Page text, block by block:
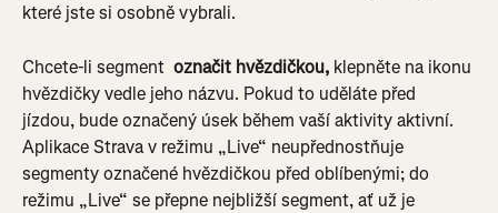
které jste si osobně vybrali.
Chcete-li segment označit hvězdičkou, klepněte na ikonu
hvězdičky vedle jeho názvu. Pokud to uděláte před
jízdou, bude označený úsek během vaší aktivity aktivní.
Aplikace Strava v režimu „Live“ neupřednostňuje
segmenty označené hvězdičkou před oblíbenými; do
režimu „Live“ se přepne nejbližší segment, ať už je